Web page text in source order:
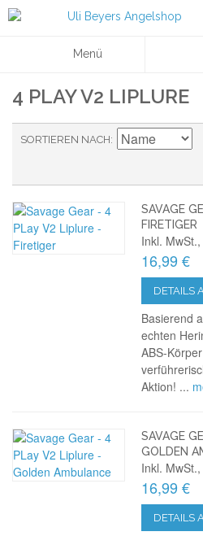
Menü
4 PLAY V2 LIPLURE
SORTIEREN NACH
SAVAGE
FIRETIGER
Inkl.
16,99 €
DETAILS
Basierend
echten
ABS-
Aktion! ...
SAVAGE
GOLDEN
Inkl.
16,99 €
DETAILS